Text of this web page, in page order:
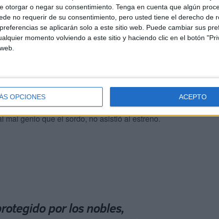
otorgar o negar su consentimiento. Tenga en cuenta que algún
no requerir de su consentimiento, pero usted tiene el derecho de
se aplicarán solo a este sitio web. Puede cambiar sus
momento volviendo a este sitio y haciendo clic en el botón
OPCIONES ACEPTO
siendo el principal negociador durante el
en 1814 y distribuyó Europa después de la derrota
y descubridor junto al músico de muchos de los
Viena. En el Olimpo de músicos geniales creo
y su amor por la música clásica siempre
cuando no conozca más sobre el genio que las
la 9ª al haber sido popularizada y asumida como
años. El genio, se la había dedicado al rey de
vieneses para impedirlo, organizaron una suscripción
mal genio que el sordo, no asistió al estreno.
por los nobles,